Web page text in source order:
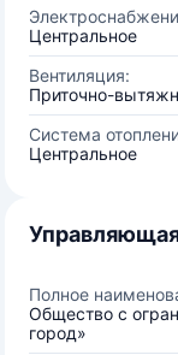
Центральное
Вентиляция:
Приточно-
Система
Центральное
Полное
Общество с
город»